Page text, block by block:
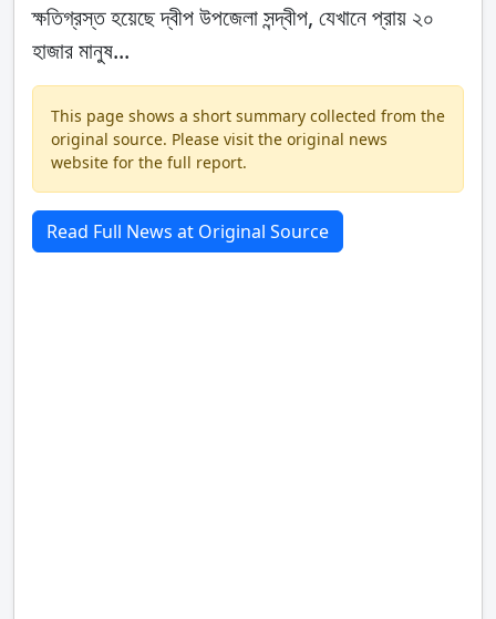
ক্ষতিগ্রস্ত হয়েছে দ্বীপ উপজেলা সন্দ্বীপ, যেখানে প্রায় ২০
হাজার মানুষ...
This page shows a short summary collected from the
original source. Please visit the original news
website for the full report.
Read Full News at Original Source